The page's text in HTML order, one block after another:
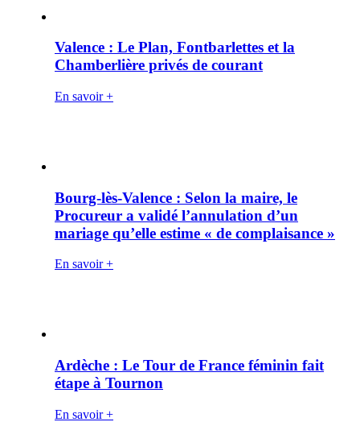
Valence : Le Plan, Fontbarlettes et la
Chamberlière privés de courant
En savoir +
Bourg-lès-Valence : Selon la maire, le
Procureur a validé l’annulation d’un
mariage qu’elle estime « de complaisance »
En savoir +
Ardèche : Le Tour de France féminin fait
étape à Tournon
En savoir +